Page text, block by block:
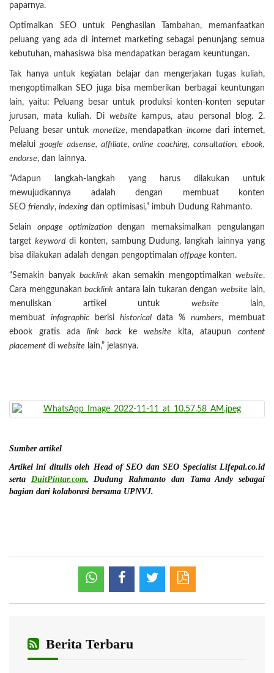
paparnya.
Optimalkan SEO untuk Penghasilan Tambahan, memanfaatkan
peluang yang ada di internet marketing sebagai penunjang semua
kebutuhan, mahasiswa bisa mendapatkan beragam keuntungan.
Tak hanya untuk kegiatan belajar dan mengerjakan tugas kuliah,
mengoptimalkan SEO juga bisa memberikan berbagai keuntungan
lain, yaitu: Peluang besar untuk produksi konten-konten seputar
jurusan, mata kuliah. Di website kampus, atau personal blog. 2.
Peluang besar untuk monetize, mendapatkan income dari internet,
melaluigoogle adsense, affiliate, online coaching, consultation, ebook,
endorse, dan lainnya.
“Adapun langkah-langkah yang harus dilakukan untuk
mewujudkannya adalah dengan membuat konten
SEO friendly, indexing dan optimisasi,” imbuh Dudung Rahmanto.
Selain onpage optimizationdengan memaksimalkan pengulangan
target keyworddi konten, sambung Dudung, langkah lainnya yang
bisa dilakukan adalah dengan pengoptimalan offpage konten.
“Semakin banyak backlinkakan semakin mengoptimalkan website.
Cara menggunakan backlink antara lain tukaran dengan website lain,
menuliskan artikel untuk website lain,
membuat infographicberisi historicaldata %numbers, membuat
ebook gratis ada link back ke website kita, ataupun content
placement di website lain,” jelasnya.
Sumber artikel
Artikel ini ditulis oleh Head of SEO dan SEO Specialist Lifepal.co.id
serta DuitPintar.com, Dudung Rahmanto dan Tama Andy sebagai
bagian dari kolaborasi bersama UPNVJ.
Berita Terbaru